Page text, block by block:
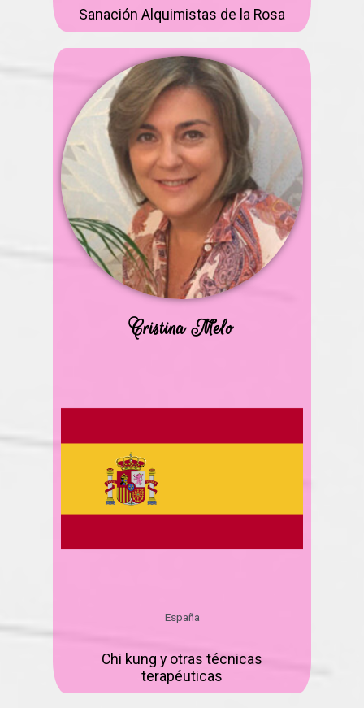
Sanación Alquimistas de la Rosa
Cristina Melo
España
Chi kung y otras técnicas
terapéuticas